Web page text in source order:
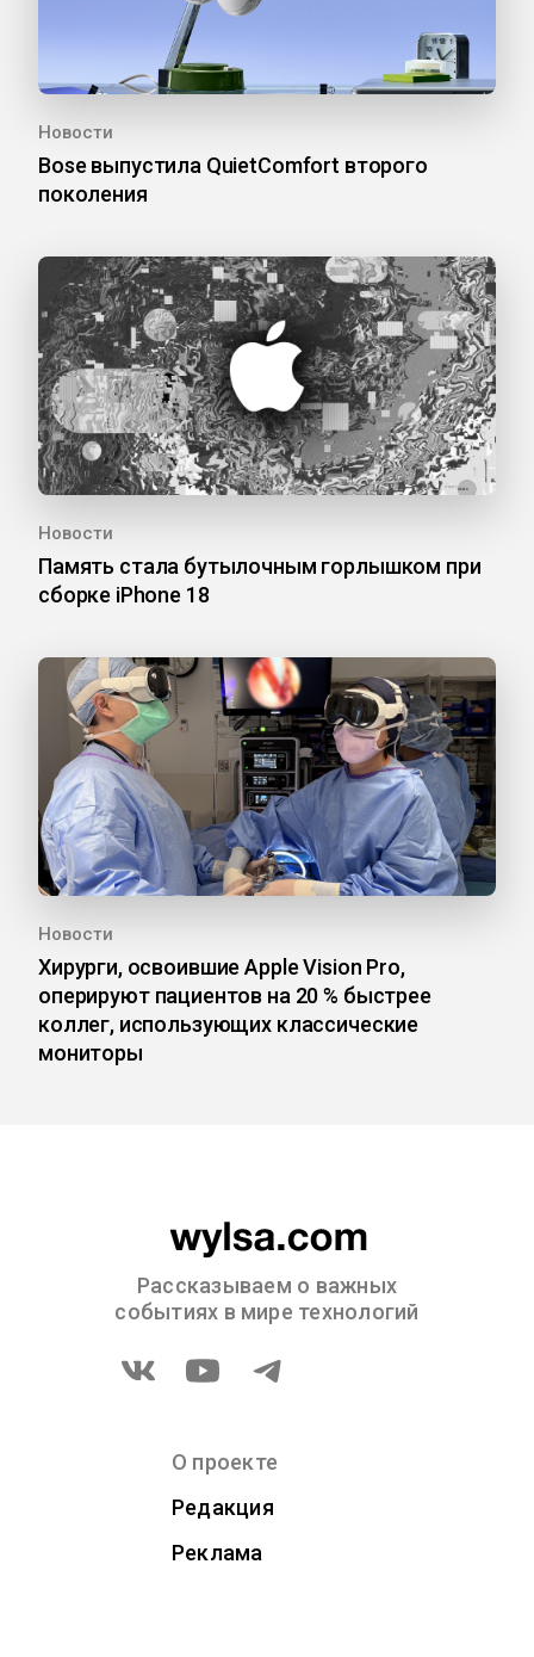
Новости
Bose выпустила QuietComfort второго
поколения
Новости
Память стала бутылочным горлышком при
сборке iPhone 18
Новости
Хирурги, освоившие Apple Vision Pro,
оперируют пациентов на 20 % быстрее
коллег, использующих классические
мониторы
Рассказываем о важных
событиях в мире технологий
О проекте
Редакция
Реклама